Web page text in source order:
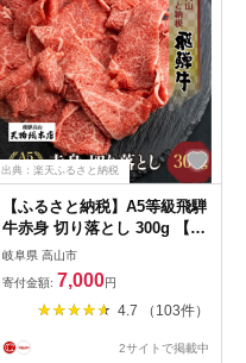
出典：楽天ふるさと納税
【ふるさと納税】A5等級飛騨
牛赤身 切り落とし 300g 【日
付指定不可】 | ブランド牛 牛
肉 和牛 牝牛 雌牛 5等級 A5ラ
ンク 切落し 薄切り 飛騨高山
熨斗 のし 天狗総本店
岐阜県 高山市
寄付金額: 7,000円
4.7 （103件）
2サイトで掲載中